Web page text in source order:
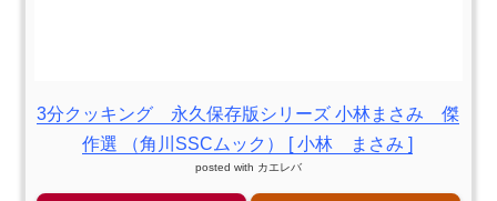
3分クッキング 永久保存版シリーズ 小林まさみ 傑
作選 （角川SSCムック） [ 小林 まさみ ]
posted with カエレバ